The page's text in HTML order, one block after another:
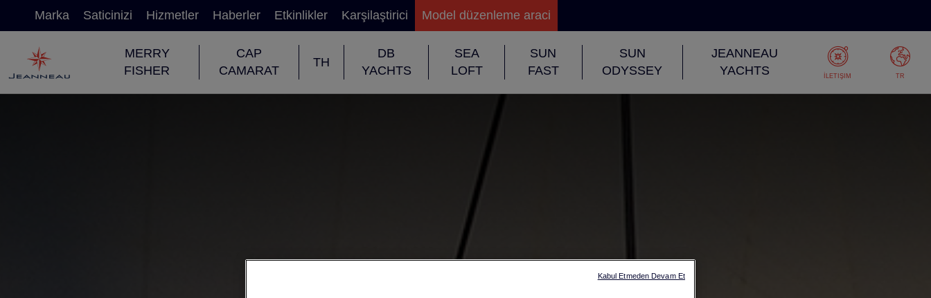
Marka Saticinizi Hizmetler Haberler Etkinlikler Karşilaştirici Model düzenleme araci
MERRY
FISHER
CAP
CAMARAT
TH
DB
YACHTS
SEA
LOFT
SUN
FAST
SUN
ODYSSEY
JEANNEAU
YACHTS
İLETIŞIM TR
Kabul Etmeden Devam Et